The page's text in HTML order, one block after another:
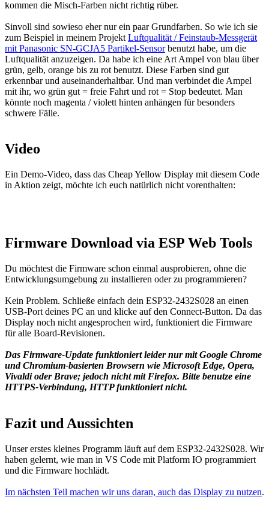
kommen die Misch-Farben nicht richtig rüber.
Sinvoll sind sowieso eher nur ein paar Grundfarben. So wie ich sie
zum Beispiel in meinem Projekt Luftqualität / Feinstaub-Messgerät
mit Panasonic SN-GCJA5 Partikel-Sensorbenutzt habe, um die
Luftqualität anzuzeigen. Da habe ich eine Art Ampel von blau über
grün, gelb, orange bis zu rot benutzt. Diese Farben sind gut
erkennbar und auseinanderhaltbar. Und man verbindet die Ampel
mit ihr, wo grün gut = freie Fahrt und rot = Stop bedeutet. Man
könnte noch magenta / violett hinten anhängen für besonders
schwere Fälle.
Video
Ein Demo-Video, dass das Cheap Yellow Display mit diesem Code
in Aktion zeigt, möchte ich euch natürlich nicht vorenthalten:
Firmware Download via ESP Web Tools
Du möchtest die Firmware schon einmal ausprobieren, ohne die
Entwicklungsumgebung zu installieren oder zu programmieren?
Kein Problem. Schließe einfach dein ESP32-2432S028 an einen
USB-Port deines PC an und klicke auf den Connect-Button. Da das
Display noch nicht angesprochen wird, funktioniert die Firmware
für alle Board-Revisionen.
Das Firmware-Update funktioniert leider nur mit Google Chrome
und Chromium-basierten Browsern wie Microsoft Edge, Opera,
Vivaldi oder Brave; jedoch nicht mit Firefox. Bitte benutze eine
HTTPS-Verbindung, HTTP funktioniert nicht.
Fazit und Aussichten
Unser erstes kleines Programm läuft auf dem ESP32-2432S028. Wir
haben gelernt, wie man in VS Code mit Platform IO programmiert
und die Firmware hochlädt.
Im nächsten Teil machen wir uns daran, auch das Display zu nutzen.